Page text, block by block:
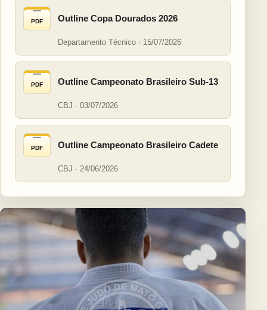
PDF Outline Copa Dourados 2026
Departamento Técnico · 15/07/2026
PDF Outline Campeonato Brasileiro Sub-13
CBJ · 03/07/2026
PDF Outline Campeonato Brasileiro Cadete
CBJ · 24/06/2026